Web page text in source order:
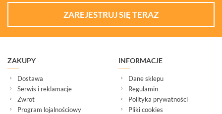
ZAREJESTRUJ SIĘ TERAZ
ZAKUPY
Dostawa
Serwis i reklamacje
Zwrot
Program lojalnościowy
INFORMACJE
Dane sklepu
Regulamin
Polityka prywatności
Pliki cookies